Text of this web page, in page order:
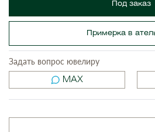
Под заказ
Примерка в
Задать вопрос ювелиру
MAX